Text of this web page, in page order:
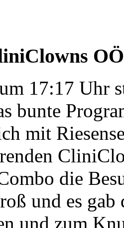
17:17 Uhr
bunte
mit
die
und es
und zum